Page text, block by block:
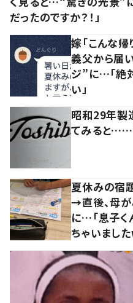
だったのですか？！」
嫁「こんな帰
義父から届
ジ”に…「絶
い」
昭和29年製
てみると……
夏休みの宿
→直後、母が
に…「息子く
ちゃいまし